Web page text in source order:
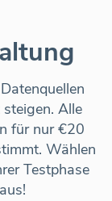
Alle
für nur €20
Wählen
Testphase